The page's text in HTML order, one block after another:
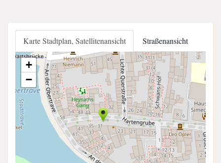
Karte Stadtplan, Satellitenansicht Straßenansicht
+
−